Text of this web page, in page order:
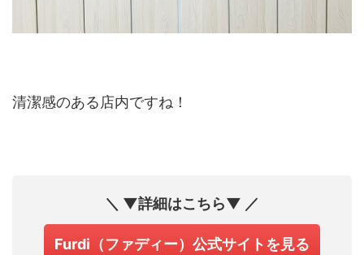
清潔感のある店内ですね！
＼ ▼詳細はこちら▼ ／
Furdi（ファディー）公式サイトを見る